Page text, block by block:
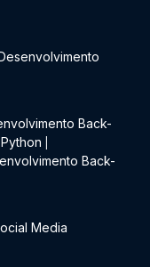
Back-
Back-
Media